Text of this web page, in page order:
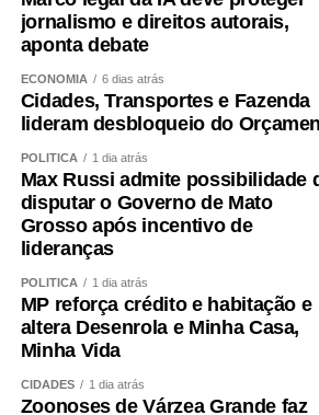
feito — registrou Marina Chicaro.
Educação Básica do Ministério da
Pedro Wathier reconheceu que a
quantidade e a localização das
do ensino ofertado para as crianças.
Wathier afirmou que o Fundeb tem
segundo ele, representaria uma
valores direcionados à educação no
Controle
jornalismo e direitos autorais,
aponta debate
ECONOMIA 6 dias atrás
Cidades, Transportes e Fazenda
lideram desbloqueio do
POLÍTICA 1 dia atrás
Max Russi admite possibilidade
disputar o Governo de Mato
Grosso após incentivo de
lideranças
POLÍTICA 1 dia atrás
MP reforça crédito e habitação e
altera Desenrola e Minha Casa,
Minha Vida
CIDADES 1 dia atrás
Zoonoses de Várzea Grande faz